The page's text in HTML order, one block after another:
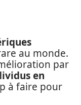
au monde.
par
en
à faire pour